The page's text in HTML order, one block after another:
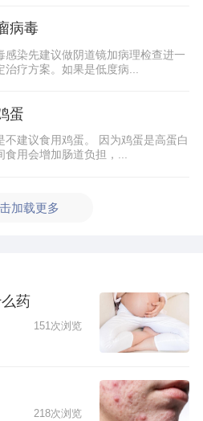
病毒
感染先建议做阴道镜加病理检查进一
疗方案。如果是低度病...
蛋
不建议食用鸡蛋。 因为鸡蛋是高蛋白
食用会增加肠道负担，...
加载更多
药
151次浏览
218次浏览